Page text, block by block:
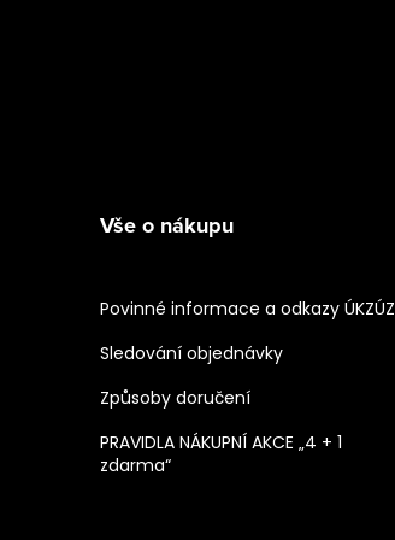
Vše o nákupu
Povinné informace a odkazy ÚKZÚZ
Sledování objednávky
Způsoby doručení
PRAVIDLA NÁKUPNÍ AKCE „4 + 1
zdarma“